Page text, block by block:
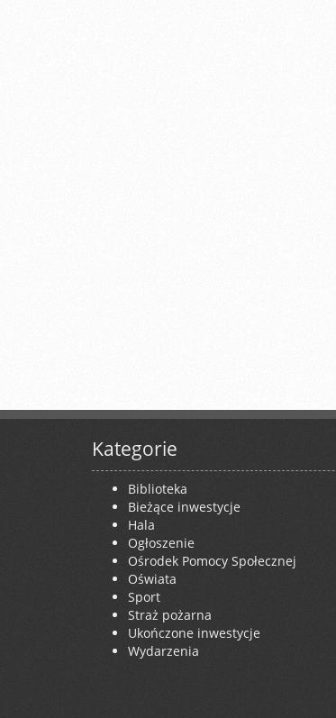
Kategorie
Biblioteka
Bieżące inwestycje
Hala
Ogłoszenie
Ośrodek Pomocy Społecznej
Oświata
Sport
Straż pożarna
Ukończone inwestycje
Wydarzenia